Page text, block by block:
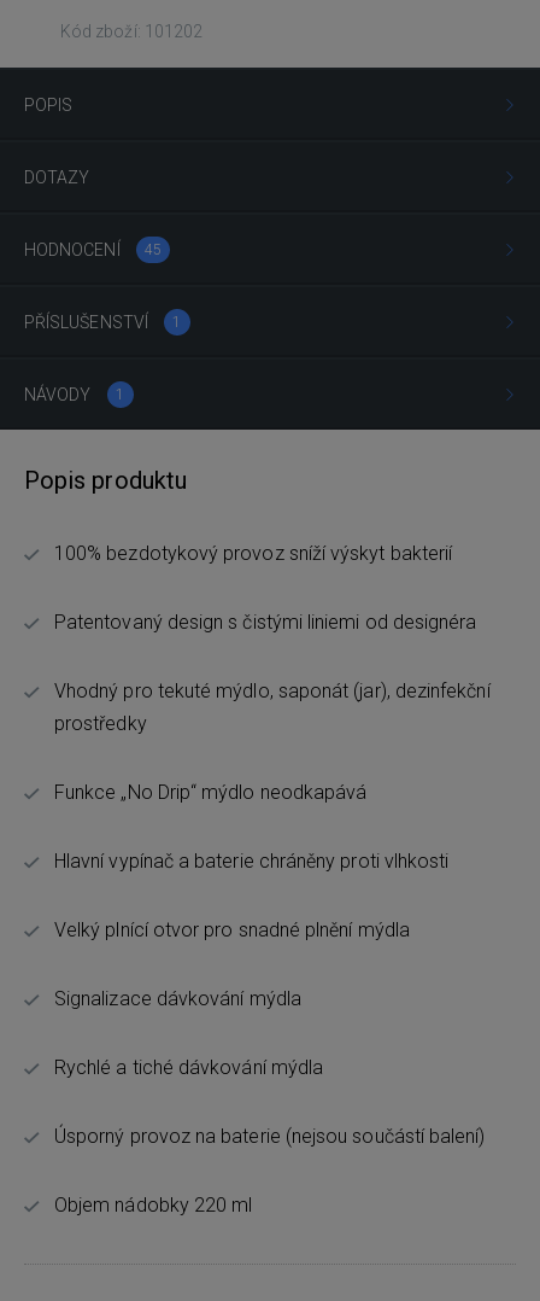
Kód zboží: 101202
POPIS
DOTAZY
HODNOCENÍ 45
PŘÍSLUŠENSTVÍ 1
NÁVODY 1
Popis produktu
100% bezdotykový provoz sníží výskyt bakterií
Patentovaný design s čistými liniemi od designéra
Vhodný pro tekuté mýdlo, saponát (jar), dezinfekční
prostředky
Funkce „No Drip“ mýdlo neodkapává
Hlavní vypínač a baterie chráněny proti vlhkosti
Velký plnící otvor pro snadné plnění mýdla
Signalizace dávkování mýdla
Rychlé a tiché dávkování mýdla
Úsporný provoz na baterie (nejsou součástí balení)
Objem nádobky 220 ml